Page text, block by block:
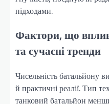
підходами.
Фактори, що
та сучасні тренди
Чисельність батальйону
й практичні реалії. Тип
танковий батальйон